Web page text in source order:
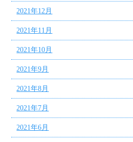
2021年12月
2021年11月
2021年10月
2021年9月
2021年8月
2021年7月
2021年6月